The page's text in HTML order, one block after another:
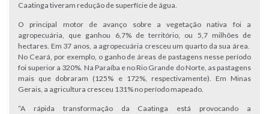
Caatinga tiveram redução de superfície de água.
O principal motor de avanço sobre a vegetação nativa foi a
agropecuária, que ganhou 6,7% de território, ou 5,7 milhões de
hectares. Em 37 anos, a agropecuária cresceu um quarto da sua área.
No Ceará, por exemplo, o ganho de áreas de pastagens nesse período
foi superior a 320%. Na Paraíba e no Rio Grande do Norte, as pastagens
mais que dobraram (125% e 172%, respectivamente). Em Minas
Gerais, a agricultura cresceu 131% no período mapeado.
“A rápida transformação da Caatinga está provocando a